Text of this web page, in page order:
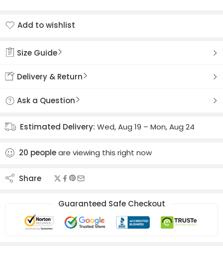
Add to wishlist
Size Guide
Delivery & Return
Ask a Question
Estimated Delivery: Wed, Aug 19 – Mon, Aug 24
20 peopleare viewing this right now
Share
Guaranteed Safe Checkout